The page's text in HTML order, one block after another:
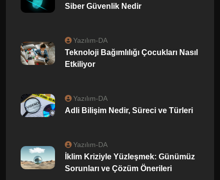
Siber Güvenlik Nedir
Yazılım-DA
Teknoloji Bağımlılığı Çocukları Nasıl
Etkiliyor
Yazılım-DA
Adli Bilişim Nedir, Süreci ve Türleri
Yazılım-DA
İklim Kriziyle Yüzleşmek: Günümüz
Sorunları ve Çözüm Önerileri